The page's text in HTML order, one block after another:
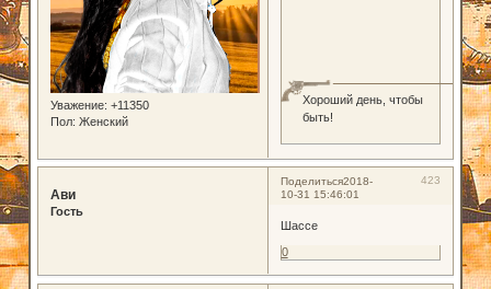
Уважение: +11350
Пол: Женский
Хороший день, чтобы
быть!
Поделиться 423
2018-
10-31 15:46:01
Ави
Гость
Шассе
0